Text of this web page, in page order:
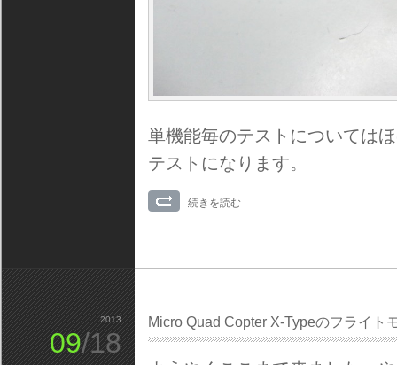
単機能毎のテストについては
テストになります。
続きを読む
Micro Quad Copter X-Typeのフライト
2013
09/18